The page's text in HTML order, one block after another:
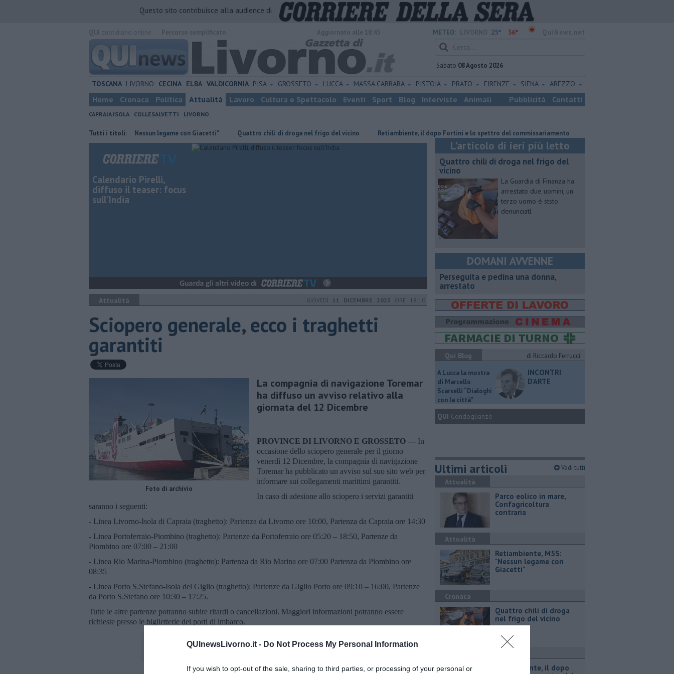
QUInewsLivorno.it - Do Not Process My Personal Information
If you wish to opt-out of the sale, sharing to third parties, or processing of your personal or
Questo sito contribuisce alla audience di
METEO: 25° 36°
Sabato 08 Agosto 2026
TOSCANA LIVORNO CECINA ELBA VALDICORNIA PISA GROSSETO LUCCA MASSA CARRARA PISTOIA PRATO FIRENZE SIENA AREZZO
Home Cronaca Politica Attualità Lavoro Cultura e Spettacolo Eventi Sport Blog Interviste Animali Pubblicità Contatti
CAPRAIA ISOLA COLLESALVETTI LIVORNO
Tutti i titoli:
Retiambiente, M5S: "Nessun legame con Giacetti" Quattro chili di droga nel frigo del vicino Retiambiente, il dopo Fortini e lo spettro del commissariamento Parco eolico in mare,
Calendario Pirelli,
diffuso il teaser: focus
sull'India
Attualità GIOVEDÌ 11 DICEMBRE 2025 ORE 18:10
Sciopero generale, ecco i traghetti
garantiti
Foto di archivio
La compagnia di navigazione Toremar
ha diffuso un avviso relativo alla
giornata del 12 Dicembre
PROVINCE DI LIVORNO E GROSSETO — In
occasione dello sciopero generale per il giorno
venerdì 12 Dicembre, la compagnia di navigazione
Toremar ha pubblicato un avviso sul suo sito web per
informare sui collegamenti marittimi garantiti.
In caso di adesione allo sciopero i servizi garantiti
saranno i seguenti:
- Linea Livorno-Isola di Capraia (traghetto): Partenza da Livorno ore 10:00, Partenza da Capraia ore 14:30
- Linea Portoferraio-Piombino (traghetto): Partenze da Portoferraio ore 05:20 – 18:50, Partenze da
Piombino ore 07:00 – 21:00
- Linea Rio Marina-Piombino (traghetto): Partenza da Rio Marina ore 07:00 Partenza da Piombino ore
08:35
- Linea Porto S.Stefano-Isola del Giglio (traghetto): Partenze da Giglio Porto ore 09:10 – 16:00, Partenze
da Porto S.Stefano ore 10:30 – 17:25.
Tutte le altre partenze potranno subire ritardi o cancellazioni. Maggiori informazioni potranno essere
richieste presso le biglietterie dei porti di imbarco.
L'articolo di ieri più letto
Quattro chili di droga nel frigo del
vicino
La Guardia di Finanza ha
arrestato due uomini, un
terzo uomo è ststo
denunciatl
DOMANI AVVENNE
Perseguita e pedina una donna,
arrestato
Qui Blog
di Riccardo Ferrucci
A Lucca la mostra
di Marcello
Scarselli “Dialoghi
con la città"
INCONTRI
D'ARTE
QUI Condoglianze
Ultimi articoli Vedi tutti
Attualità
Parco eolico in mare,
Confagricoltura
contraria
Attualità
Retiambiente, M5S:
"Nessun legame con
Giacetti"
Cronaca
Quattro chili di droga
nel frigo del vicino
Retiambiente, il dopo